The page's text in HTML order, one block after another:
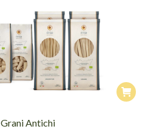
Grani Antichi